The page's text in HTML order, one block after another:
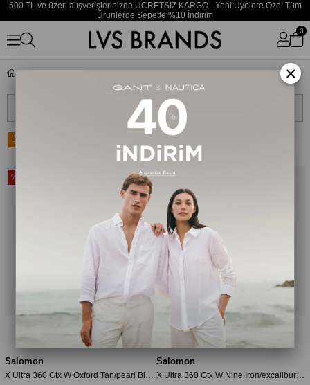
500 TL ve üzeri alışverişlerinizde ÜCRETSİZ KARGO - Yeni Üyelere Özel Tüm
Ürünlerde Sepette %10 İndirim
0
Salomon
Ücretsiz Kargo
%20
Salomon
Yeni Ürün
%20
×